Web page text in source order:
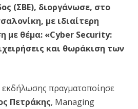
(ΣΒΕ), διοργάνωσε, στο
με ιδιαίτερη
με θέμα: «Cyber Security:
και θωράκιση των
εκδήλωσης πραγματοποίησε
Πετράκης, Managing